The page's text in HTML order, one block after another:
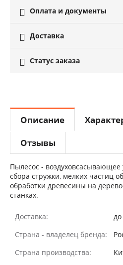
 Оплата и документы
 Доставка
 Статус заказа
Описание
Отзывы
Пылесос - воздуховсасывающее
сбора стружки, мелких частиц
обработки древесины на
станках.
Доставка:
Страна - владелец бренда:
Страна производства: